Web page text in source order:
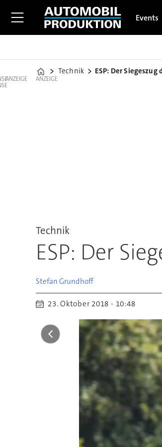
Events
Home
Technik ESP: Der
ANZEIGE ANZEIGE
Technik
ESP: Der
Stefan Grundhoff
23. Oktober 2018 - 10:48